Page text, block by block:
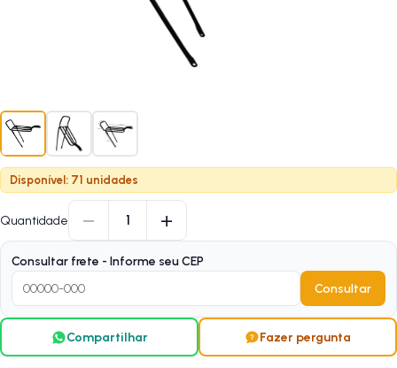
Disponível: 71 unidades
Quantidade − 1 +
Consultar frete - Informe seu CEP
Consultar
Compartilhar Fazer pergunta